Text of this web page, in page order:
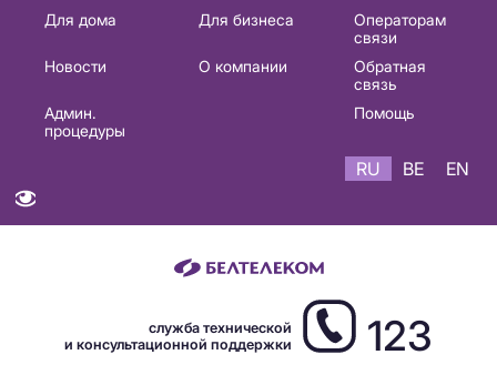
Основная
навигация
Для дома Для бизнеса
Операторам
связи
Новости
О компании
Обратная
связь
Админ.
процедуры
Помощь
RU BE EN
служба технической
и консультационной поддержки
123